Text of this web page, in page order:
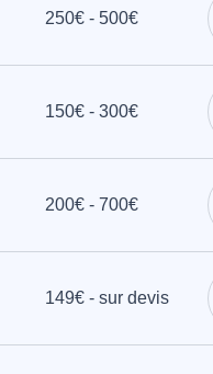
250€ - 500€
150€ - 300€
200€ - 700€
149€ - sur devis